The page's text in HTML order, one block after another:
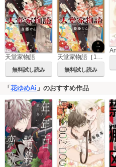
天堂家物語
無料試し読み
天堂家物語［1話売り］
無料試し読み
「 花ゆめAi 」のおすすめ作品